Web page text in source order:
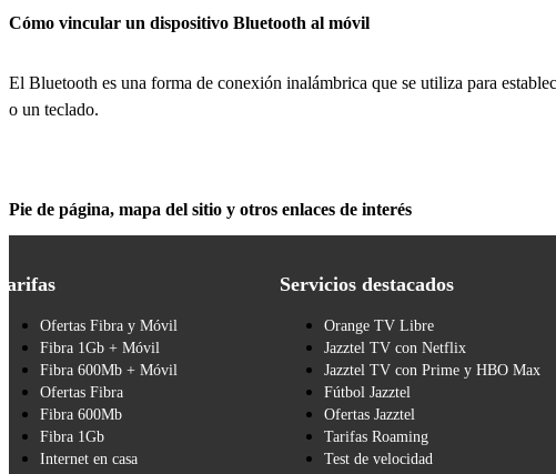
Cómo vincular un dispositivo Bluetooth al móvil
El Bluetooth es una forma de conexión inalámbrica que se utiliza para
o un teclado.
Pie de página, mapa del sitio y otros enlaces de interés
Ofertas Fibra y Móvil
Fibra 1Gb + Móvil
Fibra 600Mb + Móvil
Ofertas Fibra
Fibra 600Mb
Fibra 1Gb
Internet en casa
Servicios destacados
Orange TV Libre
Jazztel TV con Netflix
Jazztel TV con Prime y HBO Max
Fútbol Jazztel
Ofertas Jazztel
Tarifas Roaming
Test de velocidad